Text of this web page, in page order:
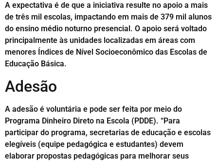
A expectativa é de que a iniciativa resulte no apoio a mais
de três mil escolas, impactando em mais de 379 mil alunos
do ensino médio noturno presencial. O apoio será voltado
principalmente às unidades localizadas em áreas com
menores Índices de Nível Socioeconômico das Escolas de
Educação Básica.
Adesão
A adesão é voluntária e pode ser feita por meio do
Programa Dinheiro Direto na Escola (PDDE). “Para
participar do programa, secretarias de educação e escolas
elegíveis (equipe pedagógica e estudantes) devem
elaborar propostas pedagógicas para melhorar seus